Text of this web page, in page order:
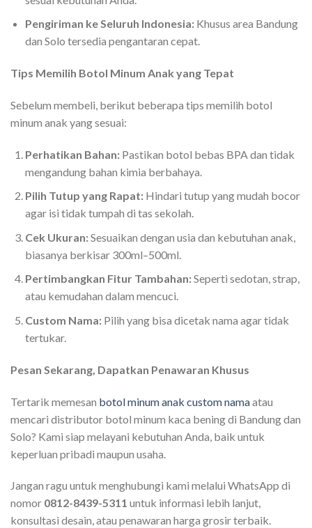
Pengiriman ke Seluruh Indonesia:Khusus area Bandung
dan Solo tersedia pengantaran cepat.
Tips Memilih Botol Minum Anak yang Tepat
Sebelum membeli, berikut beberapa tips memilih botol
minum anak yang sesuai:
Perhatikan Bahan:Pastikan botol bebas BPA dan tidak
mengandung bahan kimia berbahaya.
Pilih Tutup yang Rapat:Hindari tutup yang mudah bocor
agar isi tidak tumpah di tas sekolah.
Cek Ukuran:Sesuaikan dengan usia dan kebutuhan anak,
biasanya berkisar 300ml–500ml.
Pertimbangkan Fitur Tambahan:Seperti sedotan, strap,
atau kemudahan dalam mencuci.
Custom Nama:Pilih yang bisa dicetak nama agar tidak
tertukar.
Pesan Sekarang, Dapatkan Penawaran Khusus
Tertarik memesan botol minum anak custom namaatau
mencari distributor botol minum kaca bening di Bandung dan
Solo? Kami siap melayani kebutuhan Anda, baik untuk
keperluan pribadi maupun usaha.
Jangan ragu untuk menghubungi kami melalui WhatsApp di
nomor 0812-8439-5311 untuk informasi lebih lanjut,
konsultasi desain, atau penawaran harga grosir terbaik.